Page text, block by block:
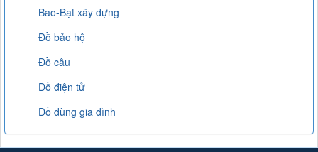
Bao-Bạt xây dựng
Đồ bảo hộ
Đồ câu
Đồ điện tử
Đồ dùng gia đình